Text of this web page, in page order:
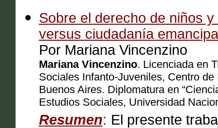
Sobre el derecho de niños
versus ciudadanía
Por Mariana Vincenzino
Mariana Vincenzino. Licenciada en
Sociales Infanto-Juveniles, Centro
Buenos Aires. Diplomatura en
Estudios Sociales, Universidad
Resumen: El presente